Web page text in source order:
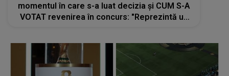
momentul în care s-a luat decizia și CUM S-A
VOTAT revenirea în concurs: "Reprezintă un